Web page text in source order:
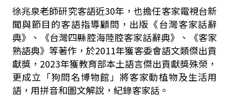
徐兆泉老師研究客語近30年，也擔任客家電視台新
聞與節目的客語指導顧問，出版《台灣客家話辭
典》、《台灣四縣腔海陸腔客家話辭典》、《客家
熟語典》等著作，於2011年獲客委會語文類傑出貢
獻獎，2023年獲教育部本土語言傑出貢獻獎殊榮，
更成立「狗問名博物館」將客家動植物及生活用
語，用拼音和圖文解說，紀錄客家話。